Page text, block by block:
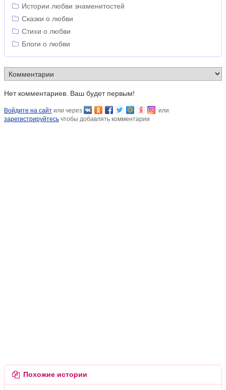
Истории любви знаменитостей
Сказки о любви
Стихи о любви
Блоги о любви
Нет комментариев. Ваш будет первым!
Войдите на сайт или через
или
зарегистрируйтесь чтобы добавлять комментарии
Похожие истории